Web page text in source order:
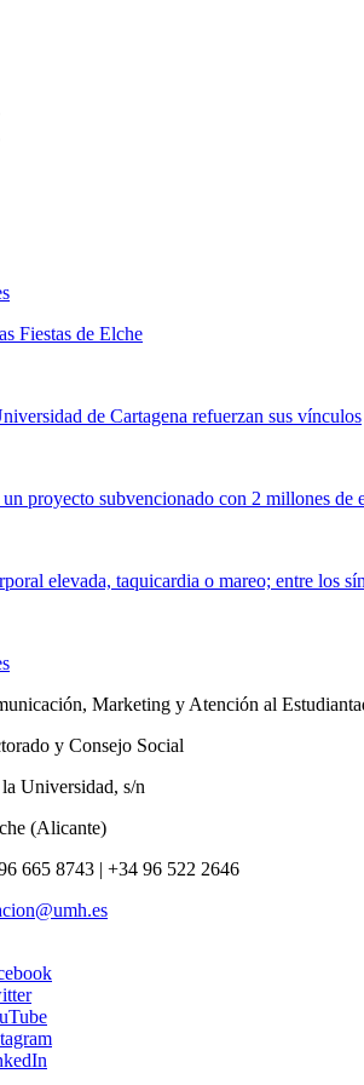
Fiestas de Elche
de Cartagena refuerzan sus vínculos
proyecto subvencionado con 2 millones de
elevada, taquicardia o mareo; entre los
Marketing y Atención al
y Consejo Social
Universidad, s/n
(Alicante)
665 8743 | +34 96 522 2646